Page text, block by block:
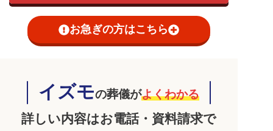
お急ぎの方はこちら
イズモの葬儀がよくわかる
詳しい内容はお電話・資料請求で